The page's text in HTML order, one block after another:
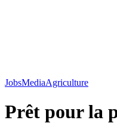
JobsMediaAgriculture
Prêt pour la